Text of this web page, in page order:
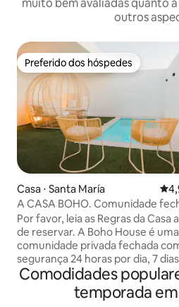
muito bem avaliadas quanto
outros
Preferido dos hóspedes
Preferido dos hóspedes
Casa ⋅ Santa María
A CASA BOHO. Comunidade
privada
Por favor, leia as Regras da Casa
de reservar. A Boho House é uma
comunidade privada fechada
segurança 24 horas por dia, 7
semana, e com o seu conforto
mente. Venha relaxar,
desfrutar de um lugar tranquilo.
Comodidades
temporada